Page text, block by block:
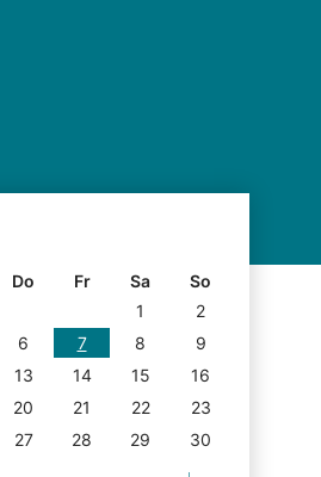
Do Fr Sa
So
1
2
6 7 8
9
13 14 15
16
20 21 22
23
27 28 29
30